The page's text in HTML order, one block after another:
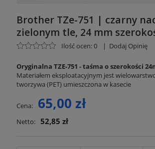
Brother TZe-751 | czarny
zielonym tle, 24 mm
Ilość ocen: 0 | Dodaj Opinię
Oryginalna TZE-751 - taśma o szerokości
Materiałem eksploatacyjnym jest
tworzywa (PET) umieszczona w kasecie
Cena: 65,00 zł
Netto: 52,85 zł